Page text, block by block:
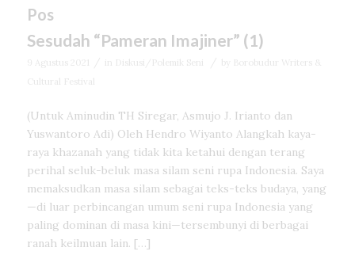
Pos
Sesudah “Pameran Imajiner” (1)
9 Agustus 2021 in Diskusi/Polemik Seni
Borobudur Writers &
Cultural Festival
(Untuk Aminudin TH Siregar, Asmujo J. Irianto dan
Yuswantoro Adi) Oleh Hendro Wiyanto Alangkah kaya-
raya khazanah yang tidak kita ketahui dengan terang
perihal seluk-beluk masa silam seni rupa Indonesia. Saya
memaksudkan masa silam sebagai teks-teks budaya, yang
—di luar perbincangan umum seni rupa Indonesia yang
paling dominan di masa kini—tersembunyi di berbagai
ranah keilmuan lain. […]